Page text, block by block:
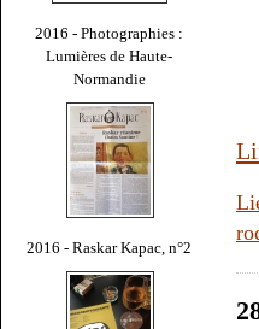
2016 - Photographies :
Lumières de Haute-
Normandie
2016 - Raskar Kapac, n°2